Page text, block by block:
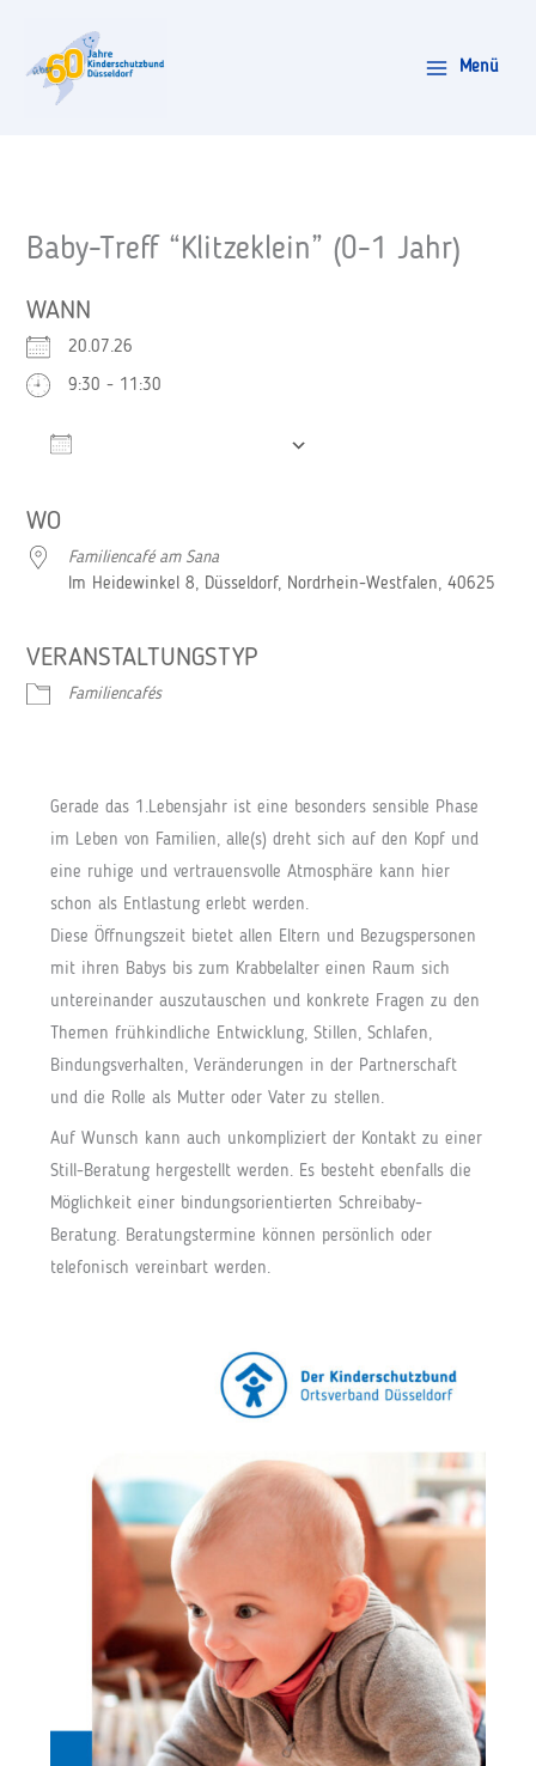
springen
Menü
Baby-Treff “Klitzeklein” (0-1 Jahr)
WANN
20.07.26
9:30 - 11:30
WO
Familiencafé am Sana
Im Heidewinkel 8, Düsseldorf, Nordrhein-Westfalen, 40625
VERANSTALTUNGSTYP
Familiencafés
Gerade das 1.Lebensjahr ist eine besonders sensible Phase
im Leben von Familien, alle(s) dreht sich auf den Kopf und
eine ruhige und vertrauensvolle Atmosphäre kann hier
schon als Entlastung erlebt werden.
Diese Öffnungszeit bietet allen Eltern und Bezugspersonen
mit ihren Babys bis zum Krabbelalter einen Raum sich
untereinander auszutauschen und konkrete Fragen zu den
Themen frühkindliche Entwicklung, Stillen, Schlafen,
Bindungsverhalten, Veränderungen in der Partnerschaft
und die Rolle als Mutter oder Vater zu stellen.
Auf Wunsch kann auch unkompliziert der Kontakt zu einer
Still-Beratung hergestellt werden. Es besteht ebenfalls die
Möglichkeit einer bindungsorientierten Schreibaby-
Beratung. Beratungstermine können persönlich oder
telefonisch vereinbart werden.